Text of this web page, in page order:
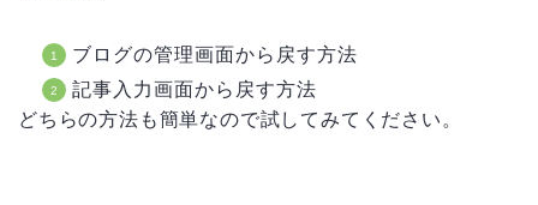
ブログの管理画面から戻す方法
記事入力画面から戻す方法
どちらの方法も簡単なので試してみてください。